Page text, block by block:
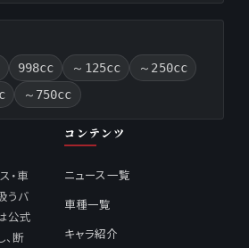
998cc ～125cc
～250cc
～750cc
・車
うバ
公式
断
コンテンツ
ニュース一覧
車種一覧
キャラ紹介